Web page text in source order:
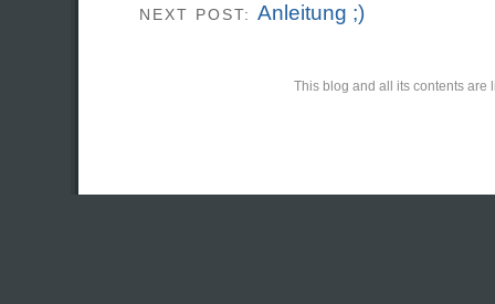
NEXT POST: Anleitung ;)
This blog and all its contents are